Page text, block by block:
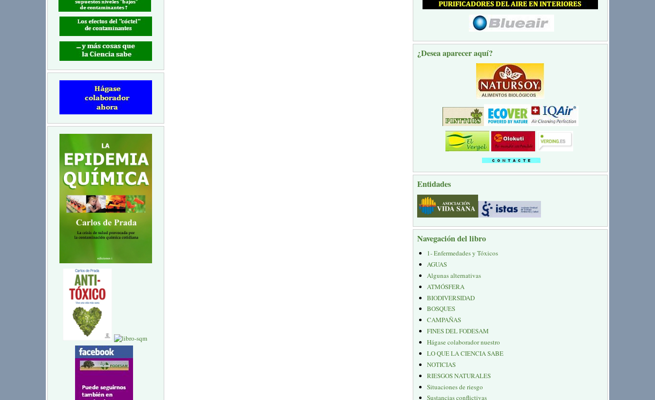
¿Desea aparecer aquí?
Entidades
Navegación del libro
1- Enfermedades y Tóxicos
AGUAS
Algunas alternativas
ATMÓSFERA
BIODIVERSIDAD
BOSQUES
CAMPAÑAS
FINES DEL FODESAM
Hágase colaborador nuestro
LO QUE LA CIENCIA SABE
NOTICIAS
RIESGOS NATURALES
Situaciones de riesgo
Sustancias conflictivas